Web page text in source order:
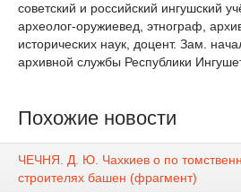
советский и российский ингушский
археолог-оружиевед, этнограф,
исторических наук, доцент. Зам.
архивной службы Республики
Похожие новости
ЧЕЧНЯ. Д. Ю. Чахкиев о по
строителях башен (фрагмент)